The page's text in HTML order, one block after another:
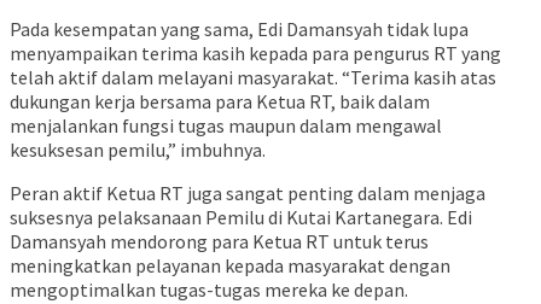
Pada kesempatan yang sama, Edi Damansyah tidak lupa
menyampaikan terima kasih kepada para pengurus RT yang
telah aktif dalam melayani masyarakat. “Terima kasih atas
dukungan kerja bersama para Ketua RT, baik dalam
menjalankan fungsi tugas maupun dalam mengawal
kesuksesan pemilu,” imbuhnya.
Peran aktif Ketua RT juga sangat penting dalam menjaga
suksesnya pelaksanaan Pemilu di Kutai Kartanegara. Edi
Damansyah mendorong para Ketua RT untuk terus
meningkatkan pelayanan kepada masyarakat dengan
mengoptimalkan tugas-tugas mereka ke depan.